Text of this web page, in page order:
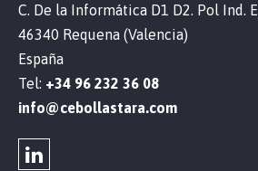
C. De la Informática D1 D2. Pol Ind.
46340 Requena (Valencia)
España
Tel: +34 96 232 36 08
info@cebollastara.com